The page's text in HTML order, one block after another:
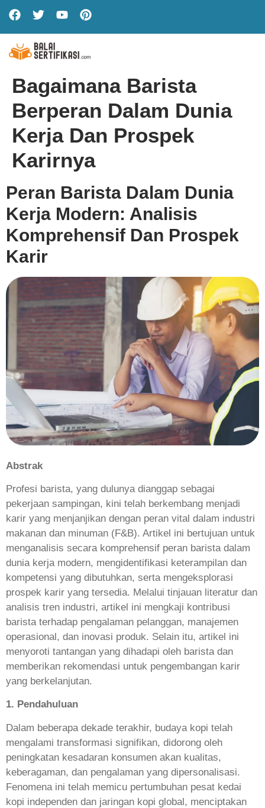
Bagaimana Barista
Berperan Dalam Dunia
Kerja Dan Prospek
Karirnya
Peran Barista Dalam Dunia
Kerja Modern: Analisis
Komprehensif Dan Prospek
Karir
Abstrak
Profesi barista, yang dulunya dianggap sebagai
pekerjaan sampingan, kini telah berkembang menjadi
karir yang menjanjikan dengan peran vital dalam industri
makanan dan minuman (F&B). Artikel ini bertujuan untuk
menganalisis secara komprehensif peran barista dalam
dunia kerja modern, mengidentifikasi keterampilan dan
kompetensi yang dibutuhkan, serta mengeksplorasi
prospek karir yang tersedia. Melalui tinjauan literatur dan
analisis tren industri, artikel ini mengkaji kontribusi
barista terhadap pengalaman pelanggan, manajemen
operasional, dan inovasi produk. Selain itu, artikel ini
menyoroti tantangan yang dihadapi oleh barista dan
memberikan rekomendasi untuk pengembangan karir
yang berkelanjutan.
1. Pendahuluan
Dalam beberapa dekade terakhir, budaya kopi telah
mengalami transformasi signifikan, didorong oleh
peningkatan kesadaran konsumen akan kualitas,
keberagaman, dan pengalaman yang dipersonalisasi.
Fenomena ini telah memicu pertumbuhan pesat kedai
kopi independen dan jaringan kopi global, menciptakan